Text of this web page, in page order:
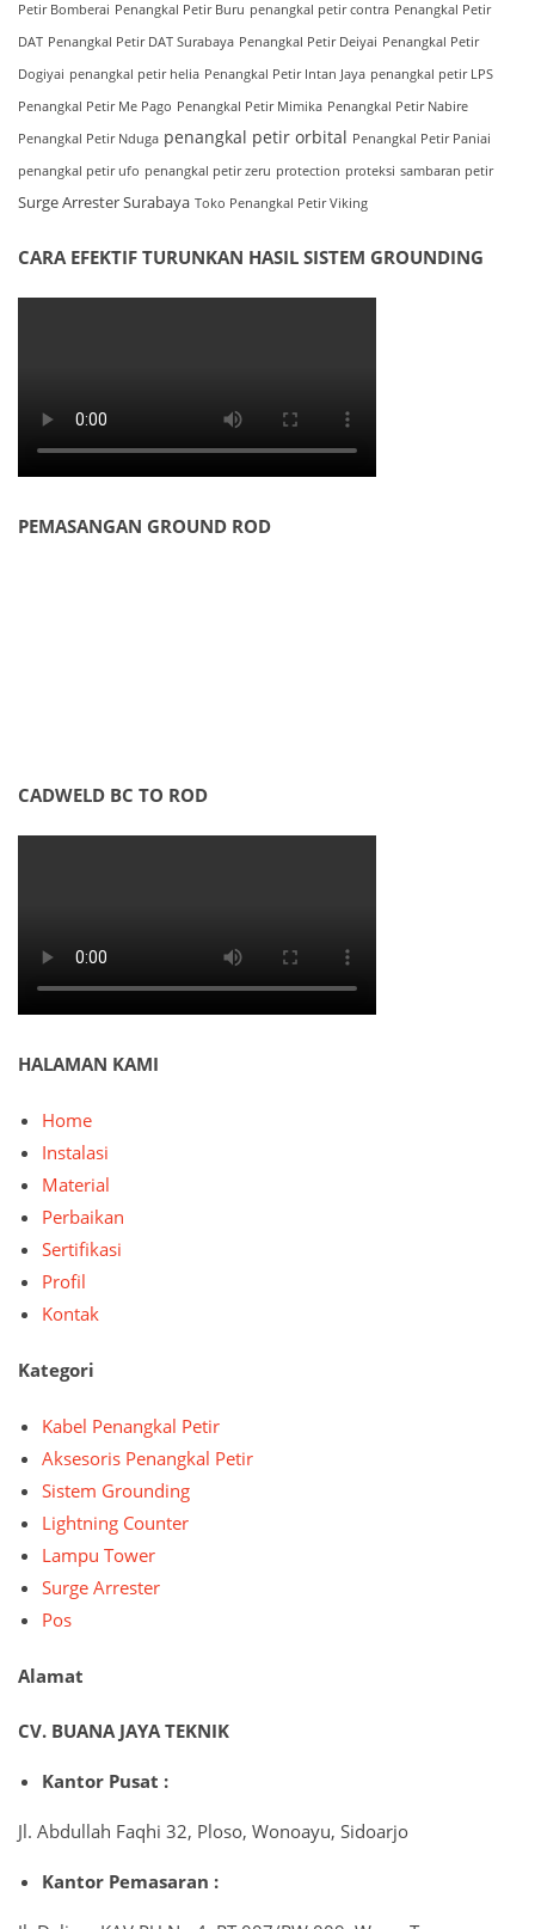
Petir Bomberai Penangkal Petir Buru penangkal petir contra Penangkal Petir
DAT Penangkal Petir DAT Surabaya Penangkal Petir Deiyai Penangkal Petir
Dogiyai penangkal petir helia Penangkal Petir Intan Jaya penangkal petir LPS
Penangkal Petir Me Pago Penangkal Petir Mimika Penangkal Petir Nabire
Penangkal Petir Nduga penangkal petir orbital Penangkal Petir Paniai
penangkal petir ufo penangkal petir zeru protection proteksi sambaran petir
Surge Arrester Surabaya Toko Penangkal Petir Viking
CARA EFEKTIF TURUNKAN HASIL SISTEM GROUNDING
PEMASANGAN GROUND ROD
CADWELD BC TO ROD
HALAMAN KAMI
Home
Instalasi
Material
Perbaikan
Sertifikasi
Profil
Kontak
Kategori
Kabel Penangkal Petir
Aksesoris Penangkal Petir
Sistem Grounding
Lightning Counter
Lampu Tower
Surge Arrester
Pos
Alamat
CV. BUANA JAYA TEKNIK
Kantor Pusat :
Jl. Abdullah Faqhi 32, Ploso, Wonoayu, Sidoarjo
Kantor Pemasaran :